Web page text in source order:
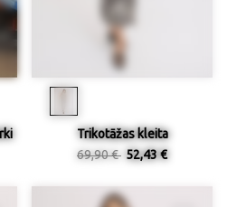
Trikotāžas kleita
69,90 € 52,43 €